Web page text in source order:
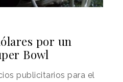
por un
Bowl
publicitarios para el